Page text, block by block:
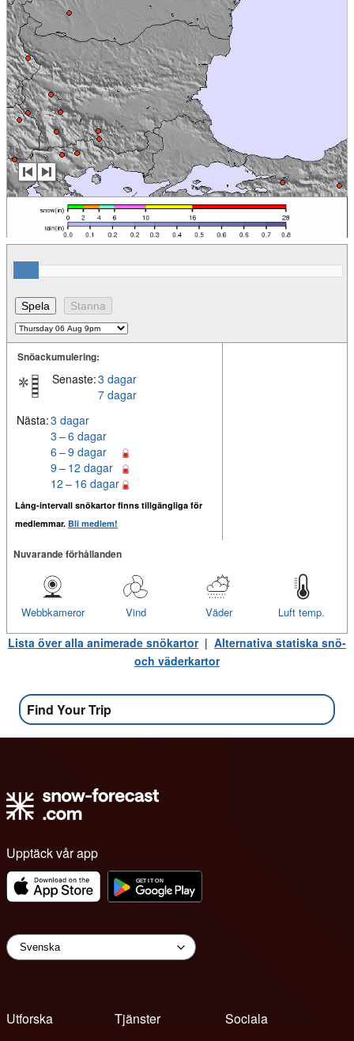
Snöackumulering:
Senaste:3 dagar
7 dagar
Nästa:3 dagar
3 – 6 dagar
6 – 9 dagar
9 – 12 dagar
12 – 16 dagar
Lång-intervall snökartor finns tillgängliga för
medlemmar. Bli medlem!
Nuvarande förhållanden
Luft temp.
Väder
Vind
Webbkameror
Lista över alla animerade snökartor| Alternativa statiska snö-
och väderkartor
Find Your Trip
Upptäck vår app
Utforska
Tjänster
Sociala